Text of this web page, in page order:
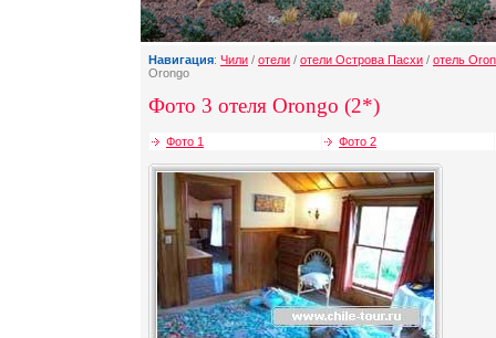
Навигация: Чили / отели / отели Острова Пасхи / отель
Orongo
Фото 3 отеля Orongo (2*)
Фото 1 Фото 2